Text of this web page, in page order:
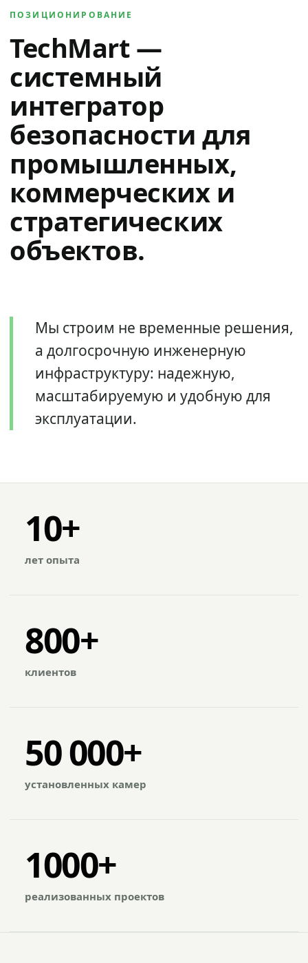
ПОЗИЦИОНИРОВАНИЕ
TechMart —
системный
интегратор
безопасности для
промышленных,
коммерческих и
стратегических
объектов.
Мы строим не временные решения,
а долгосрочную инженерную
инфраструктуру: надежную,
масштабируемую и удобную для
эксплуатации.
10+
лет опыта
800+
клиентов
50 000+
установленных камер
1000+
реализованных проектов